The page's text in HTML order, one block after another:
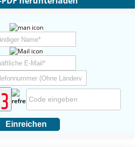
Einreichen